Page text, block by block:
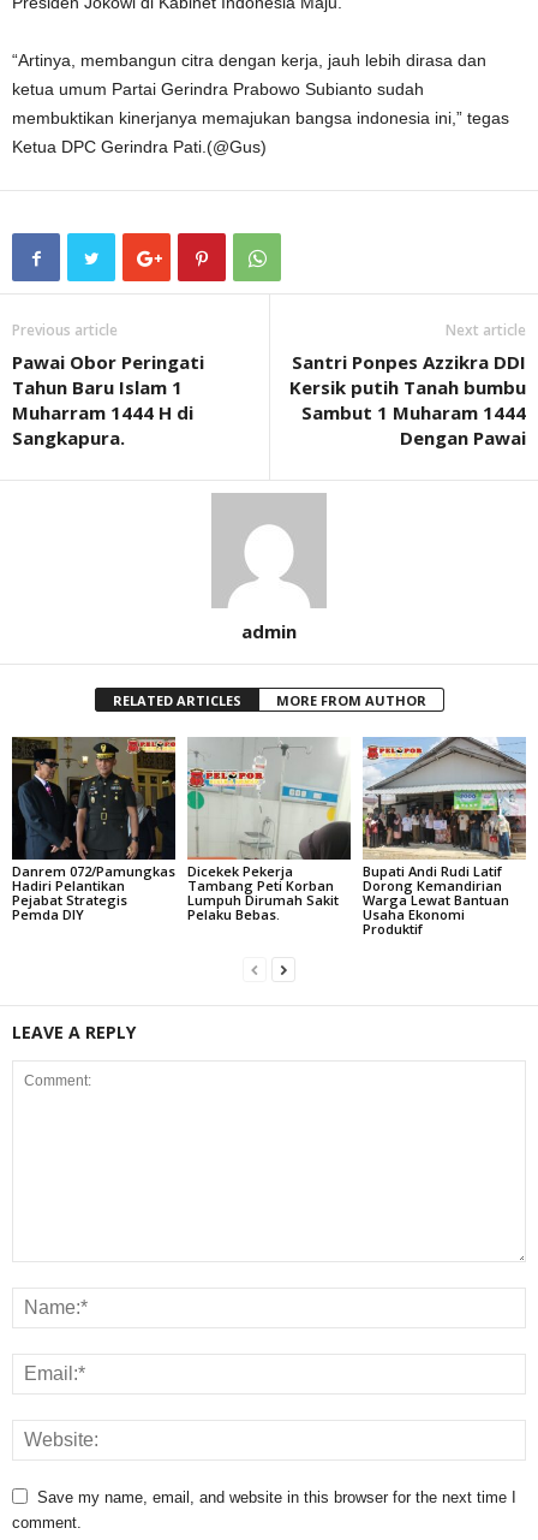
“Artinya, membangun citra dengan kerja, jauh lebih dirasa dan
ketua umum Partai Gerindra Prabowo Subianto sudah
membuktikan kinerjanya memajukan bangsa indonesia ini,” tegas
Ketua DPC Gerindra Pati.(@Gus)
Previous article
Pawai Obor Peringati
Tahun Baru Islam 1
Muharram 1444 H di
Sangkapura.
Next article
Santri Ponpes Azzikra DDI
Kersik putih Tanah bumbu
Sambut 1 Muharam 1444
Dengan Pawai
admin
RELATED ARTICLES MORE FROM AUTHOR
Danrem 072/Pamungkas
Hadiri Pelantikan
Pejabat Strategis
Pemda DIY
Dicekek Pekerja
Tambang Peti Korban
Lumpuh Dirumah Sakit
Pelaku Bebas.
Bupati Andi Rudi Latif
Dorong Kemandirian
Warga Lewat Bantuan
Usaha Ekonomi
Produktif
LEAVE A REPLY
Save my name, email, and website in this browser for the next time I
comment.